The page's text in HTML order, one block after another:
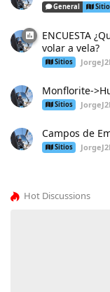
General
ENCUESTA
volar a vela?
Sitios
Monflorite-
Sitios
Campos de
Sitios
Hot Discussions